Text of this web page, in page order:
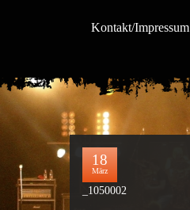
Kontakt/Impressum
18
März
_1050002